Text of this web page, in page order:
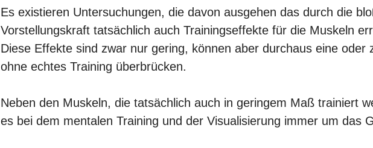
Es existieren Untersuchungen, die davon ausgehen das durch die
Vorstellungskraft tatsächlich auch Trainingseffekte für die Muskeln
Diese Effekte sind zwar nur gering, können aber durchaus eine oder
ohne echtes Training überbrücken.
Neben den Muskeln, die tatsächlich auch in geringem Maß trainiert
es bei dem mentalen Training und der Visualisierung immer um das